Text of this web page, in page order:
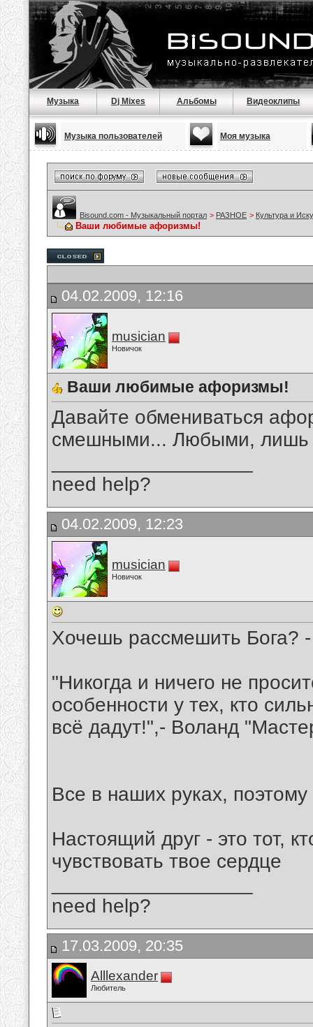
Музыка Dj Mixes Альбомы Видеоклипы
Музыка пользователей Моя музыка
Bisound.com - Музыкальный портал > РАЗНОЕ > Культура и
Ваши любимые афоризмы!
04.02.2009, 12:16
musician
Новичок
Ваши любимые афоризмы!
Давайте обмениваться
смешными... Любыми, лишь
need help?
04.02.2009, 12:23
musician
Новичок
Хочешь рассмешить Бога?
"Никогда и ничего не
особенности у тех, кто
всё дадут!",- Воланд
Все в наших руках, поэтому
Настоящий друг - это тот,
чувствовать твое сердце
need help?
17.03.2009, 20:35
Alllexander
Любитель